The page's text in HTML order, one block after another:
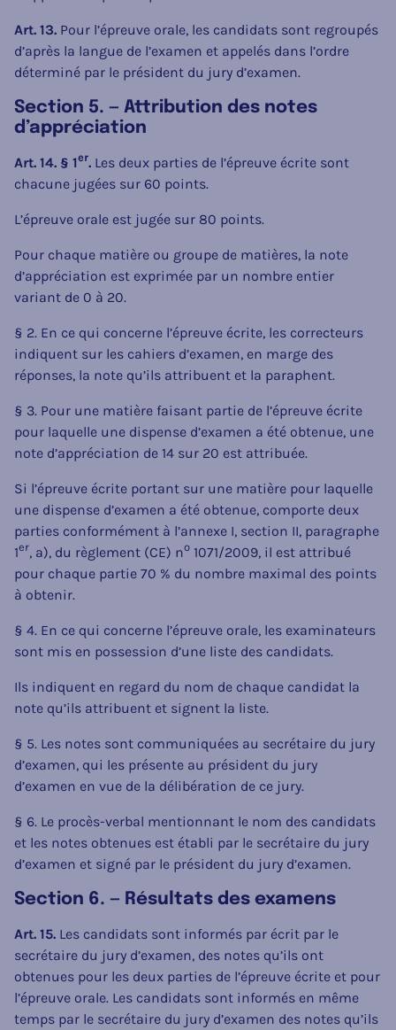
Art. 13. Pour l’épreuve orale, les candidats sont regroupés
d’après la langue de l’examen et appelés dans l’ordre
déterminé par le président du jury d’examen.
Section 5. — Attribution des notes
d’appréciation
Art. 14. § 1er. Les deux parties de l’épreuve écrite sont
chacune jugées sur 60 points.
L’épreuve orale est jugée sur 80 points.
Pour chaque matière ou groupe de matières, la note
d’appréciation est exprimée par un nombre entier
variant de 0 à 20.
§ 2. En ce qui concerne l’épreuve écrite, les correcteurs
indiquent sur les cahiers d’examen, en marge des
réponses, la note qu’ils attribuent et la paraphent.
§ 3. Pour une matière faisant partie de l’épreuve écrite
pour laquelle une dispense d’examen a été obtenue, une
note d’appréciation de 14 sur 20 est attribuée.
Si l’épreuve écrite portant sur une matière pour laquelle
une dispense d’examen a été obtenue, comporte deux
parties conformément à l’annexe I, section II, paragraphe
1er, a), du règlement (CE) no 1071/2009, il est attribué
pour chaque partie 70 % du nombre maximal des points
à obtenir.
§ 4. En ce qui concerne l’épreuve orale, les examinateurs
sont mis en possession d’une liste des candidats.
Ils indiquent en regard du nom de chaque candidat la
note qu’ils attribuent et signent la liste.
§ 5. Les notes sont communiquées au secrétaire du jury
d’examen, qui les présente au président du jury
d’examen en vue de la délibération de ce jury.
§ 6. Le procès-verbal mentionnant le nom des candidats
et les notes obtenues est établi par le secrétaire du jury
d’examen et signé par le président du jury d’examen.
Section 6. — Résultats des examens
Art. 15. Les candidats sont informés par écrit par le
secrétaire du jury d’examen, des notes qu’ils ont
obtenues pour les deux parties de l’épreuve écrite et pour
l’épreuve orale. Les candidats sont informés en même
temps par le secrétaire du jury d’examen des notes qu’ils